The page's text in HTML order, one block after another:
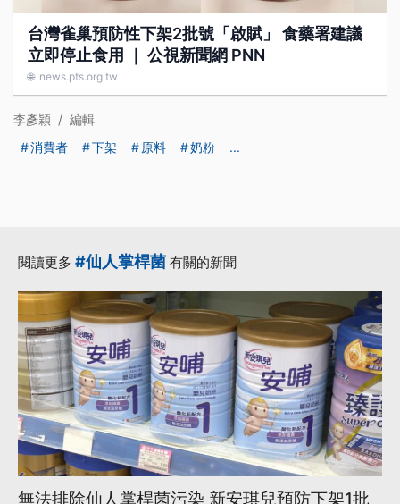
台灣雀巢預防性下架2批號「啟賦」 食藥署建議
立即停止食用 ｜ 公視新聞網 PNN
🌐 news.pts.org.tw
李彥穎 / 編輯
消費者
下架 原料 奶粉 ...
閱讀更多 #仙人掌桿菌 有關的新聞
無法排除仙人掌桿菌污染 新安琪兒預防下架1批